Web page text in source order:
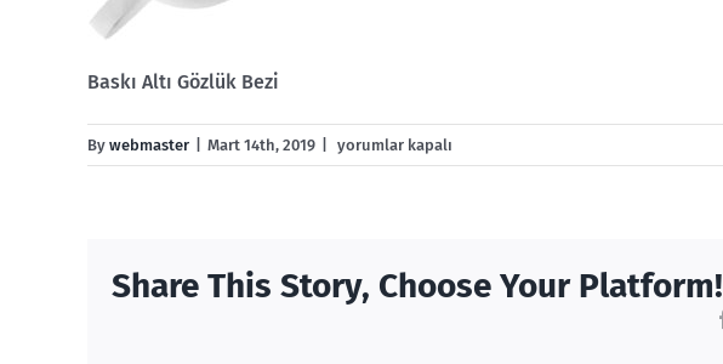
Baskı Altı Gözlük Bezi
By webmaster Mart 14th, 2019
uyku-
göz-
yorumlar kapalı
Share This Story, Choose Your Platform!